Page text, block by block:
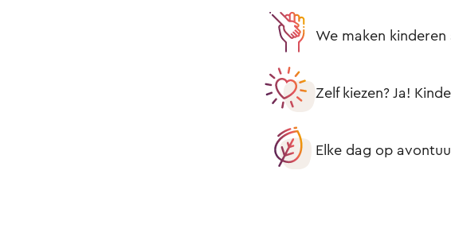
We maken
Zelf kiezen? Ja!
Elke dag op